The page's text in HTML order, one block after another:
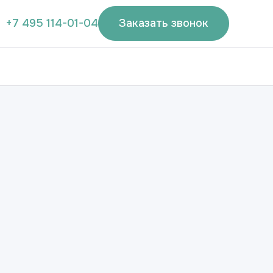
+7 495 114-01-04 Заказать звонок